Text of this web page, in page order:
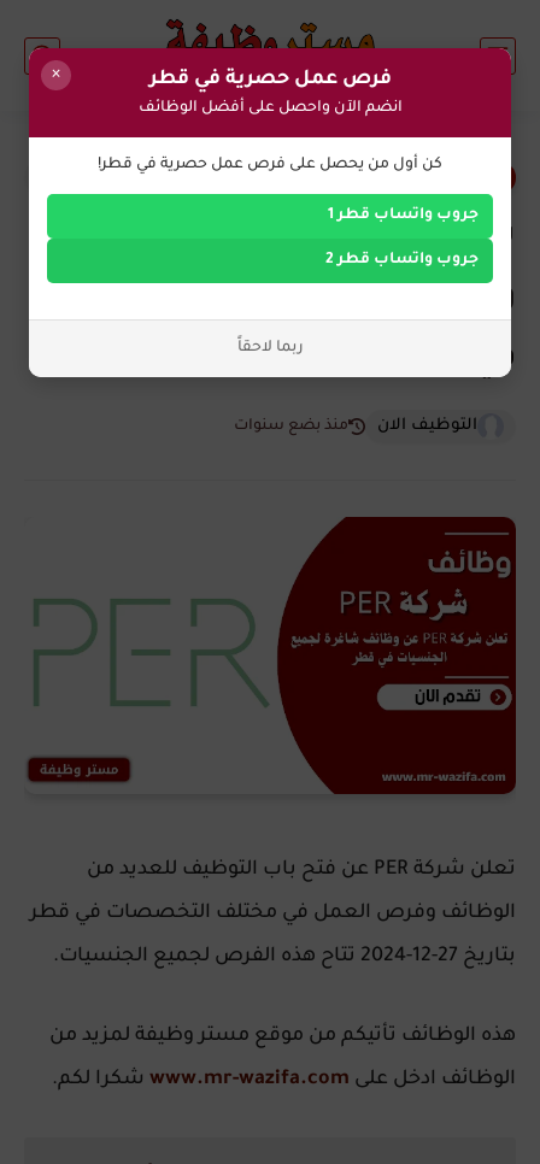
وظائف اليوم في قطر
وظائف شاغرة لجميع الجنسيات
في قطر
التوظيف الان منذ بضع سنوات
تعلن شركة PER عن فتح باب التوظيف للعديد من
الوظائف وفرص العمل في مختلف التخصصات في قطر
بتاريخ 27-12-2024 تتاح هذه الفرص لجميع الجنسيات.
هذه الوظائف تأتيكم من موقع مستر وظيفة لمزيد من
الوظائف ادخل على www.mr-wazifa.com شكرا لكم.
× فرص عمل حصرية في قطر
انضم الآن واحصل على أفضل الوظائف
كن أول من يحصل على فرص عمل حصرية في قطر!
جروب واتساب قطر 1
جروب واتساب قطر 2
ربما لاحقاً